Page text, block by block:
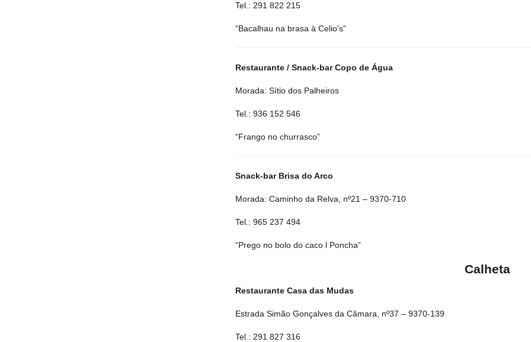
Tel.: 291 822 215
“Bacalhau na brasa à Celio’s”
Restaurante / Snack-bar Copo de Água
Morada: Sítio dos Palheiros
Tel.: 936 152 546
“Frango no churrasco”
Snack-bar Brisa do Arco
Morada: Caminho da Relva, nº21 – 9370-710
Tel.: 965 237 494
“Prego no bolo do caco l Poncha”
Calheta
Restaurante Casa das Mudas
Estrada Simão Gonçalves da Câmara, nº37 – 9370-139
Tel.: 291 827 316